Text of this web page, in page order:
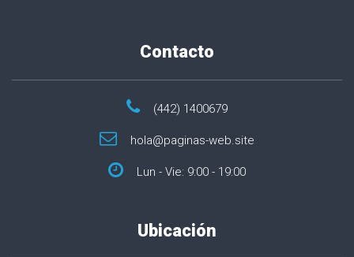
Contacto
(442) 1400679
hola@paginas-web.site
Lun - Vie: 9:00 - 19:00
Ubicación